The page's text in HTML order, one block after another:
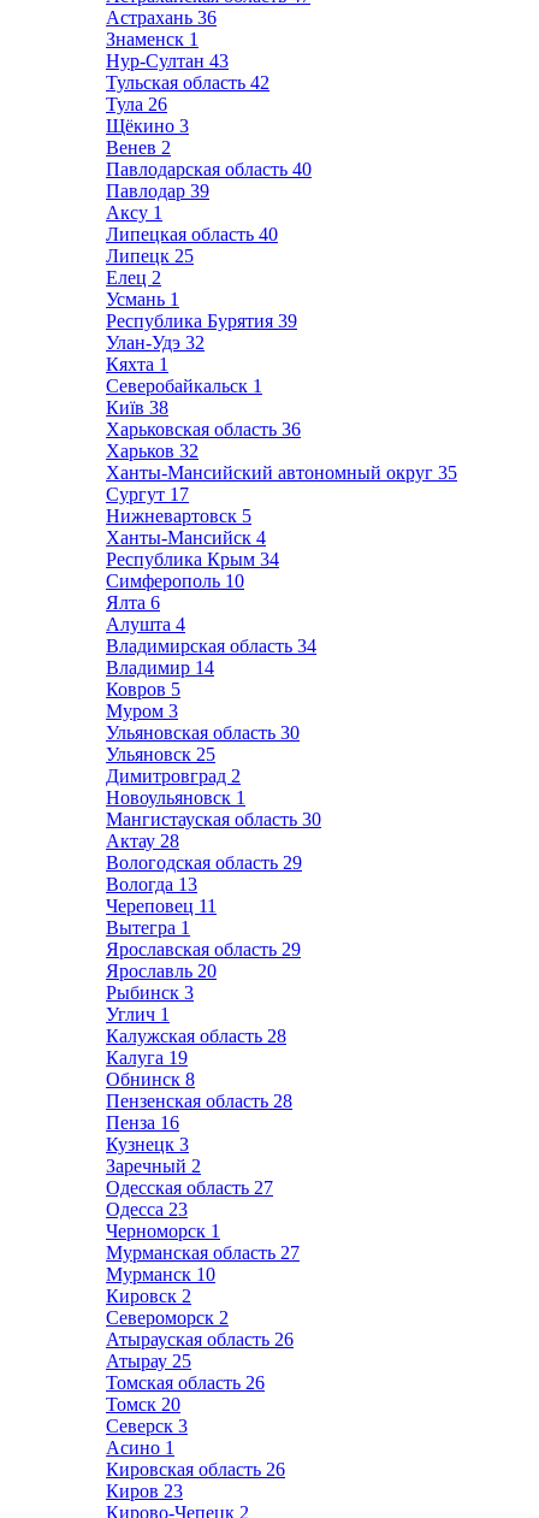
Астрахань 36
Знаменск 1
Нур-Султан 43
Тульская область 42
Тула 26
Щёкино 3
Венев 2
Павлодарская область 40
Павлодар 39
Аксу 1
Липецкая область 40
Липецк 25
Елец 2
Усмань 1
Республика Бурятия 39
Улан-Удэ 32
Кяхта 1
Северобайкальск 1
Київ 38
Харьковская область 36
Харьков 32
Ханты-Мансийский автономный округ 35
Сургут 17
Нижневартовск 5
Ханты-Мансийск 4
Республика Крым 34
Симферополь 10
Ялта 6
Алушта 4
Владимирская область 34
Владимир 14
Ковров 5
Муром 3
Ульяновская область 30
Ульяновск 25
Димитровград 2
Новоульяновск 1
Мангистауская область 30
Актау 28
Вологодская область 29
Вологда 13
Череповец 11
Вытегра 1
Ярославская область 29
Ярославль 20
Рыбинск 3
Углич 1
Калужская область 28
Калуга 19
Обнинск 8
Пензенская область 28
Пенза 16
Кузнецк 3
Заречный 2
Одесская область 27
Одесса 23
Черноморск 1
Мурманская область 27
Мурманск 10
Кировск 2
Североморск 2
Атырауская область 26
Атырау 25
Томская область 26
Томск 20
Северск 3
Асино 1
Кировская область 26
Киров 23
Кирово-Чепецк 2